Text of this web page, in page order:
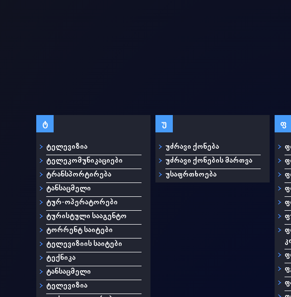
ტ
ტელევიზია
ტელეკომუნიკაციები
ტრანსპორტირება
ტანსაცმელი
ტურ-ოპერატორები
ტურისტული სააგენტო
ტორრენტ საიტები
ტელევიზიის საიტები
ტექნიკა
ტანსაცმელი
ტელევიზია
უ
უძრავი ქონება
უძრავი ქონების მართვა
უსაფრთხოება
ფ